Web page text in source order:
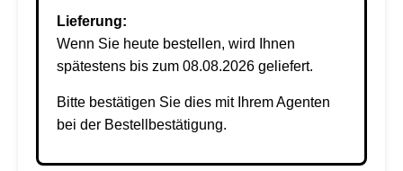
Lieferung:
Wenn Sie heute bestellen, wird Ihnen
spätestens bis zum 08.08.2026 geliefert.
Bitte bestätigen Sie dies mit Ihrem Agenten
bei der Bestellbestätigung.